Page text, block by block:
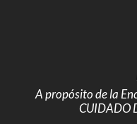
A propósito de la
CUIDADO